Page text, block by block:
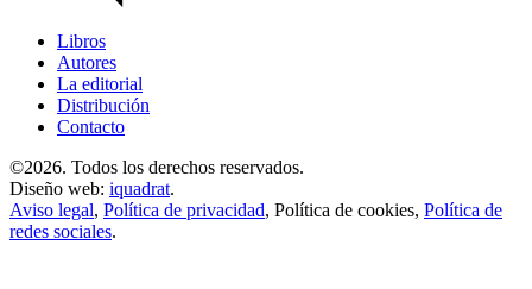
Libros
Autores
La editorial
Distribución
Contacto
©2026. Todos los derechos reservados.
Diseño web: iquadrat.
Aviso legal, Política de privacidad, Política de cookies, Política de
redes sociales.